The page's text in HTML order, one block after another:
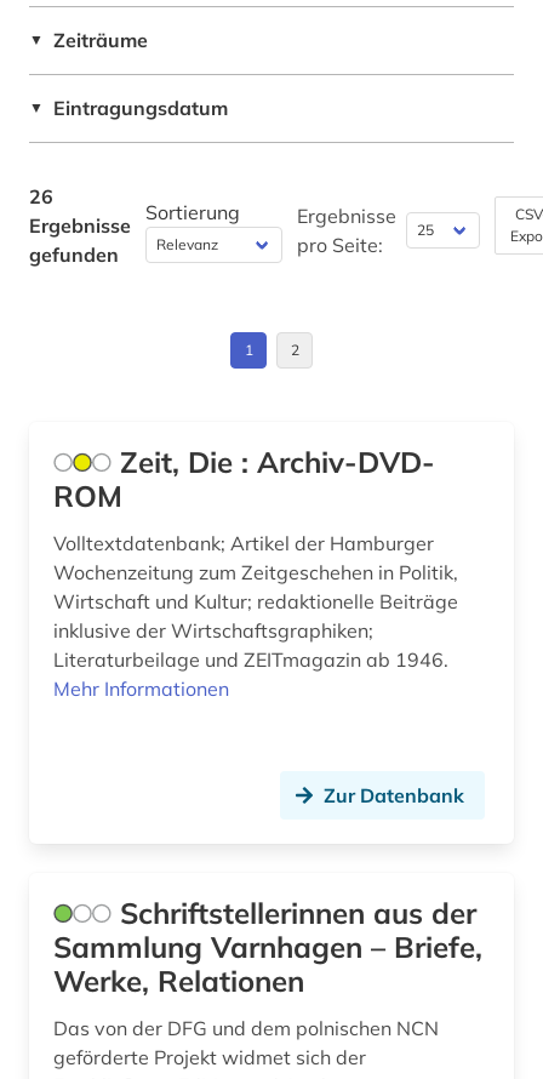
▼ Zeiträume
▼ Eintragungsdatum
26
Ergebnisse
gefunden
Sortierung
Ergebnisse
pro Seite:
1 2
Zeit, Die : Archiv-DVD-
ROM
Volltextdatenbank; Artikel der Hamburger
Wochenzeitung zum Zeitgeschehen in Politik,
Wirtschaft und Kultur; redaktionelle Beiträge
inklusive der Wirtschaftsgraphiken;
Literaturbeilage und ZEITmagazin ab 1946.
Mehr Informationen
Zur Datenbank
Schriftstellerinnen aus der
Sammlung Varnhagen – Briefe,
Werke, Relationen
Das von der DFG und dem polnischen NCN
geförderte Projekt widmet sich der